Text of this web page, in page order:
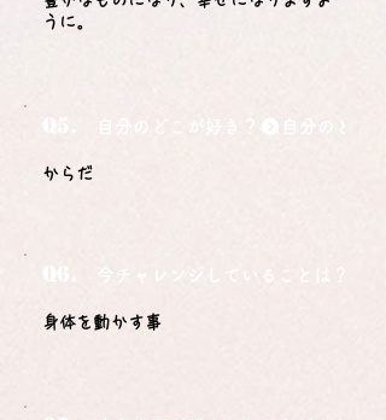
うに。
Q5. 自分のどこが好き？
からだ
今チャレンジしていることは？
身体を動かす事